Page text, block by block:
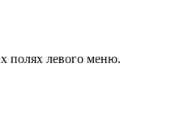
полях левого меню.